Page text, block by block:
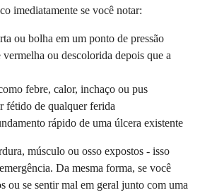
imediatamente se você notar:
ou bolha em um ponto de pressão
vermelha ou descolorida depois que a
febre, calor, inchaço ou pus
fétido de qualquer ferida
rápido de uma úlcera existente
músculo ou osso expostos - isso
Da mesma forma, se você
ou se sentir mal em geral junto com uma